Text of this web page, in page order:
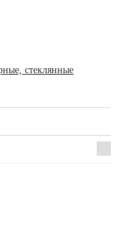
стеклянные